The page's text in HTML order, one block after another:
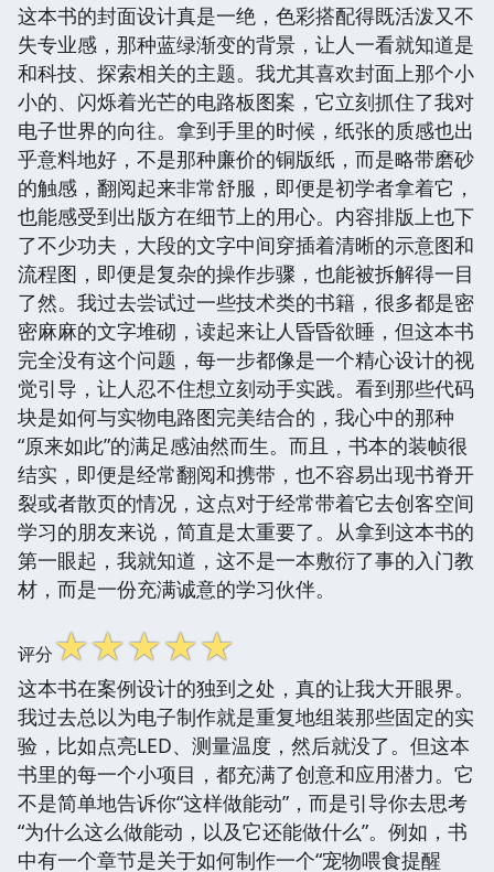
这本书的封面设计真是一绝，色彩搭配得既活泼又不
失专业感，那种蓝绿渐变的背景，让人一看就知道是
和科技、探索相关的主题。我尤其喜欢封面上那个小
小的、闪烁着光芒的电路板图案，它立刻抓住了我对
电子世界的向往。拿到手里的时候，纸张的质感也出
乎意料地好，不是那种廉价的铜版纸，而是略带磨砂
的触感，翻阅起来非常舒服，即便是初学者拿着它，
也能感受到出版方在细节上的用心。内容排版上也下
了不少功夫，大段的文字中间穿插着清晰的示意图和
流程图，即便是复杂的操作步骤，也能被拆解得一目
了然。我过去尝试过一些技术类的书籍，很多都是密
密麻麻的文字堆砌，读起来让人昏昏欲睡，但这本书
完全没有这个问题，每一步都像是一个精心设计的视
觉引导，让人忍不住想立刻动手实践。看到那些代码
块是如何与实物电路图完美结合的，我心中的那种
“原来如此”的满足感油然而生。而且，书本的装帧很
结实，即便是经常翻阅和携带，也不容易出现书脊开
裂或者散页的情况，这点对于经常带着它去创客空间
学习的朋友来说，简直是太重要了。从拿到这本书的
第一眼起，我就知道，这不是一本敷衍了事的入门教
材，而是一份充满诚意的学习伙伴。
评分☆☆☆☆☆
这本书在案例设计的独到之处，真的让我大开眼界。
我过去总以为电子制作就是重复地组装那些固定的实
验，比如点亮LED、测量温度，然后就没了。但这本
书里的每一个小项目，都充满了创意和应用潜力。它
不是简单地告诉你“这样做能动”，而是引导你去思考
“为什么这么做能动，以及它还能做什么”。例如，书
中有一个章节是关于如何制作一个“宠物喂食提醒